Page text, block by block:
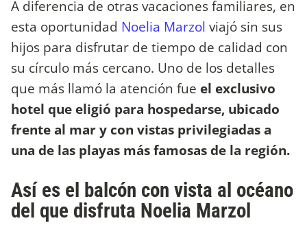
A diferencia de otras vacaciones familiares, en
esta oportunidad Noelia Marzol viajó sin sus
hijos para disfrutar de tiempo de calidad con
su círculo más cercano. Uno de los detalles
que más llamó la atención fue el exclusivo
hotel que eligió para hospedarse, ubicado
frente al mar y con vistas privilegiadas a
una de las playas más famosas de la región.
Así es el balcón con vista al océano
del que disfruta Noelia Marzol